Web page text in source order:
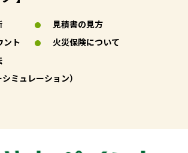
ント
見積書の見方
火災保険について
ミュレーション）